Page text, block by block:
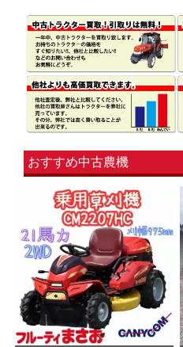
おすすめ中古農機